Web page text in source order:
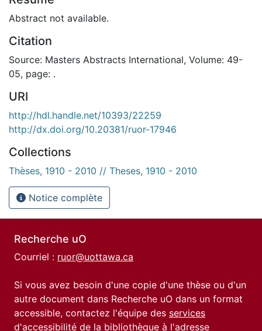
Abstract not available.
Citation
Source: Masters Abstracts International, Volume: 49-
05, page: .
URI
http://hdl.handle.net/10393/22259
http://dx.doi.org/10.20381/ruor-17946
Collections
Thèses, 1910 - 2010 // Theses, 1910 - 2010
Notice complète
Recherche uO
Courriel : ruor@uottawa.ca
Si vous avez besoin d'une copie d'une thèse ou d'un
autre document dans Recherche uO dans un format
accessible, contactez l'équipe des services
d'accessibilité de la bibliothèque à l'adresse